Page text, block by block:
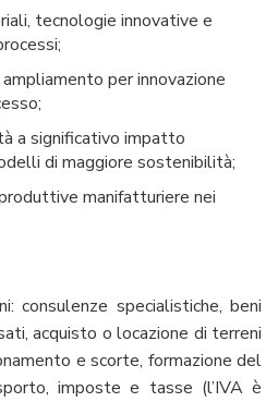
tecnologie innovative e
per innovazione
a significativo impatto
di maggiore sostenibilità;
manifatturiere nei
consulenze specialistiche, beni
acquisto o locazione di terreni
e scorte, formazione del
imposte e tasse (l’IVA è